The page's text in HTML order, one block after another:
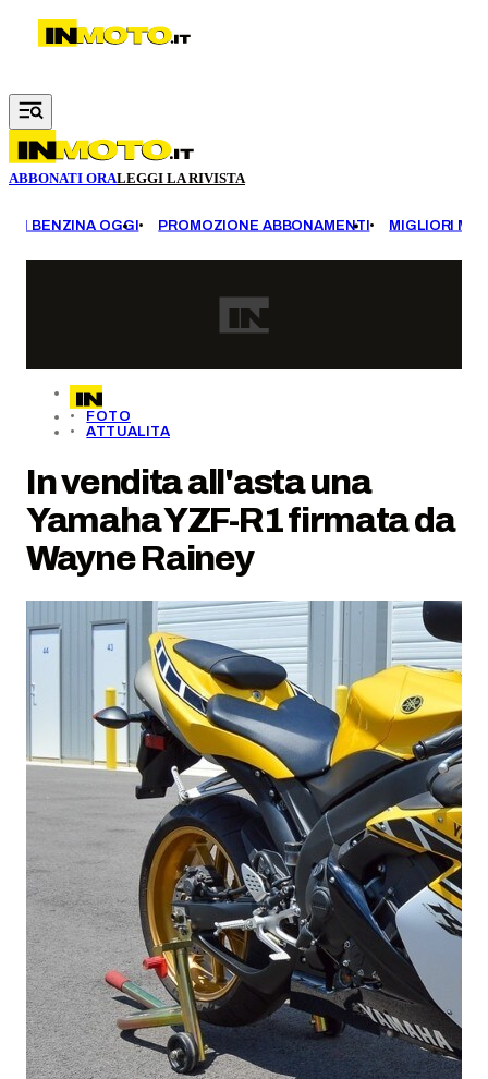
Vai al contenuto principale
ABBONATI ORALEGGI LA RIVISTA
BENZINA OGGI PROMOZIONE ABBONAMENTI MIGLIORI
FOTO
ATTUALITA
In vendita all'asta una
Yamaha YZF-R1 firmata da
Wayne Rainey